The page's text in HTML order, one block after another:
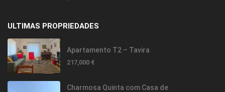
ULTIMAS PROPRIEDADES
Apartamento T2 – Tavira
217,000 €
Charmosa Quinta com Casa de